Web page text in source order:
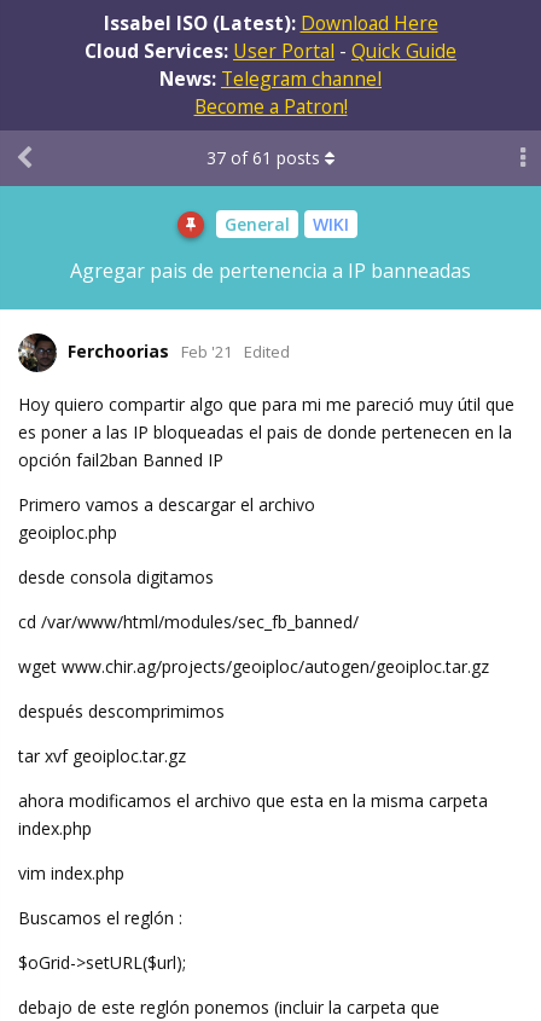
Issabel ISO (Latest): Download Here
Cloud Services: User Portal - Quick Guide
News: Telegram channel
Become a Patron!
General WIKI
Agregar pais de pertenencia a IP banneadas
37 of61 posts
Ferchoorias Feb '21 Edited
Hoy quiero compartir algo que para mi me pareció muy útil que
es poner a las IP bloqueadas el pais de donde pertenecen en la
opción fail2ban Banned IP
Primero vamos a descargar el archivo
geoiploc.php
desde consola digitamos
cd /var/www/html/modules/sec_fb_banned/
wget www.chir.ag/projects/geoiploc/autogen/geoiploc.tar.gz
después descomprimimos
tar xvf geoiploc.tar.gz
ahora modificamos el archivo que esta en la misma carpeta
index.php
vim index.php
Buscamos el reglón :
$oGrid->setURL($url);
debajo de este reglón ponemos (incluir la carpeta que